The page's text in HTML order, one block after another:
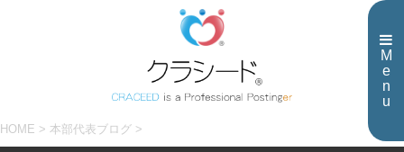
M
e
n
u
HOME > 本部代表ブログ >